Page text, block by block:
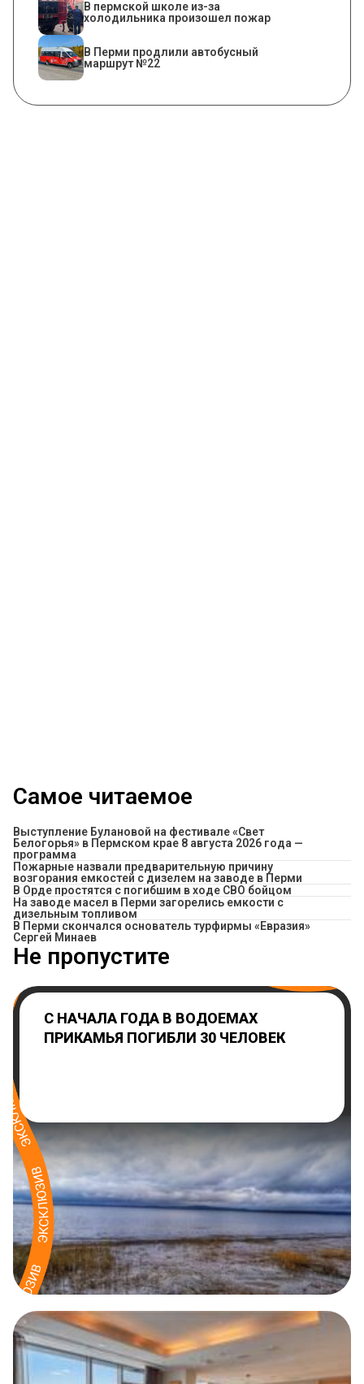
​В пермской школе из-за
холодильника произошел пожар
В Перми продлили автобусный
маршрут №22
Самое читаемое
Выступление Булановой на фестивале «Свет
Белогорья» в Пермском крае 8 августа 2026 года —
программа
Пожарные назвали предварительную причину
возгорания емкостей с дизелем на заводе в Перми
В Орде простятся с погибшим в ходе СВО бойцом
На заводе масел в Перми загорелись емкости с
дизельным топливом
В Перми скончался основатель турфирмы «Евразия»
Сергей Минаев
Не пропустите
С НАЧАЛА ГОДА В ВОДОЕМАХ
ПРИКАМЬЯ ПОГИБЛИ 30 ЧЕЛОВЕК